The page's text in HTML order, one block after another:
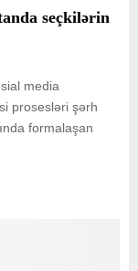
seçkilərin
media
prosesləri şərh
formalaşan